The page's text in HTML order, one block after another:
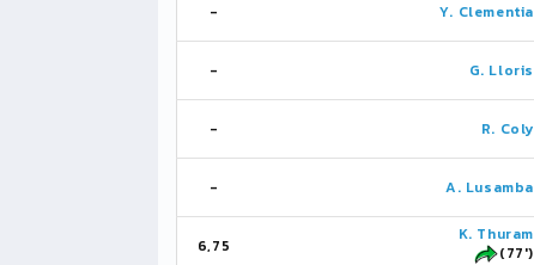
- Y. Clementia
- G. Lloris
- R. Coly
- A. Lusamba
6,75
K. Thuram
(77')